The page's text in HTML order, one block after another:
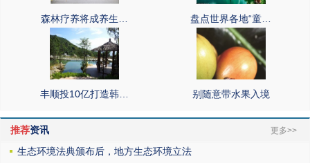
森林疗养将成养生… 盘点世界各地“童…
丰顺投10亿打造韩… 别随意带水果入境
推荐资讯 更多>>
生态环境法典颁布后，地方生态环境立法